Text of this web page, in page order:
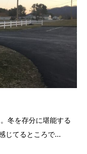
冬を存分に堪能する
じてるところで...